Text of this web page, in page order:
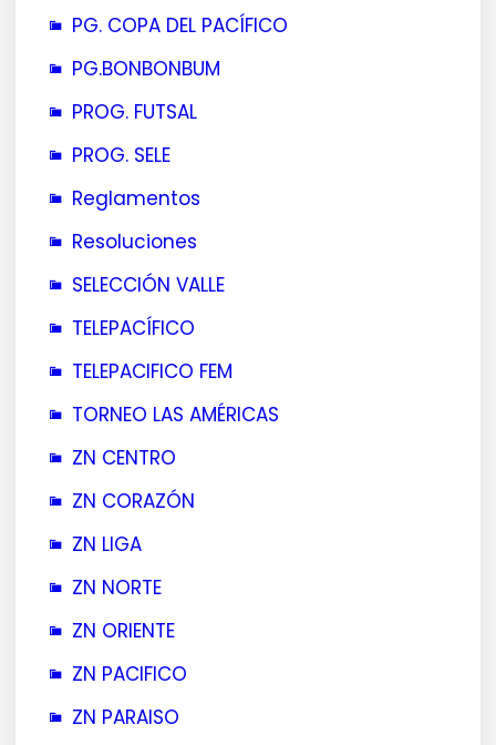
PG. COPA DEL PACÍFICO
PG.BONBONBUM
PROG. FUTSAL
PROG. SELE
Reglamentos
Resoluciones
SELECCIÓN VALLE
TELEPACÍFICO
TELEPACIFICO FEM
TORNEO LAS AMÉRICAS
ZN CENTRO
ZN CORAZÓN
ZN LIGA
ZN NORTE
ZN ORIENTE
ZN PACIFICO
ZN PARAISO